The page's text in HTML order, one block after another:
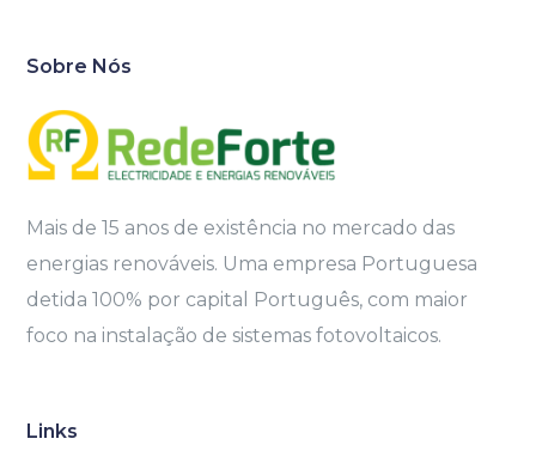
Sobre Nós
Mais de 15 anos de existência no mercado das
energias renováveis. Uma empresa Portuguesa
detida 100% por capital Português, com maior
foco na instalação de sistemas fotovoltaicos.
Links